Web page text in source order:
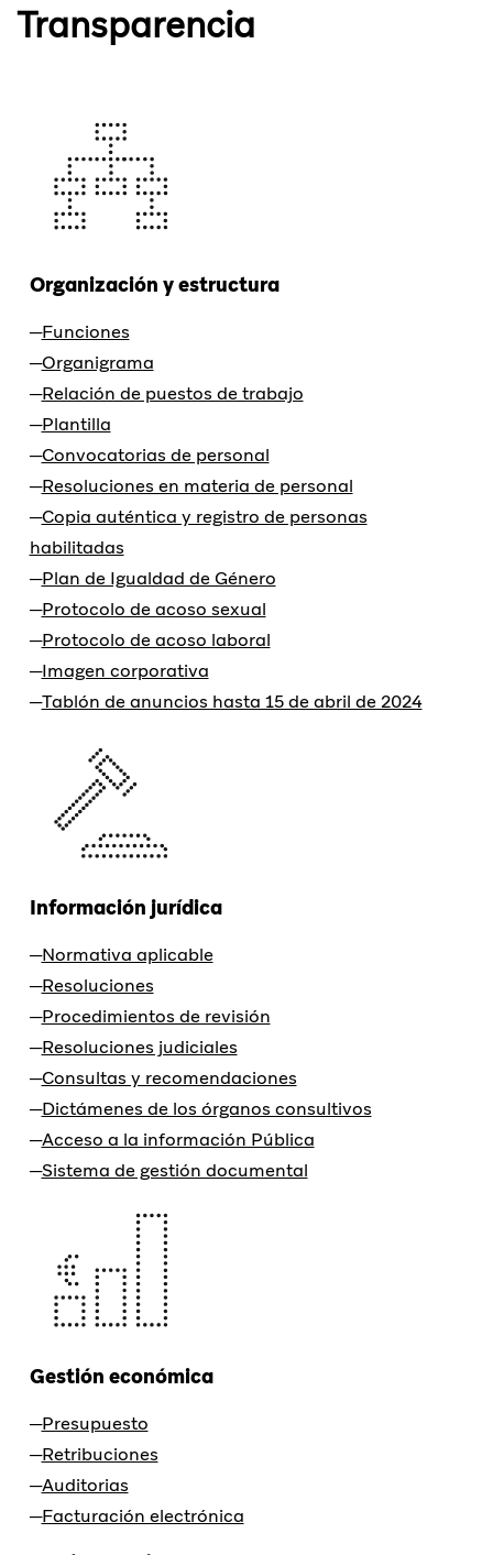
Transparencia
Organización y estructura
Funciones
Organigrama
Relación de puestos de trabajo
Plantilla
Convocatorias de personal
Resoluciones en materia de personal
Copia auténtica y registro de personas
habilitadas
Plan de Igualdad de Género
Protocolo de acoso sexual
Protocolo de acoso laboral
Imagen corporativa
Tablón de anuncios hasta 15 de abril de 2024
Información jurídica
Normativa aplicable
Resoluciones
Procedimientos de revisión
Resoluciones judiciales
Consultas y recomendaciones
Dictámenes de los órganos consultivos
Acceso a la información Pública
Sistema de gestión documental
Gestión económica
Presupuesto
Retribuciones
Auditorias
Facturación electrónica